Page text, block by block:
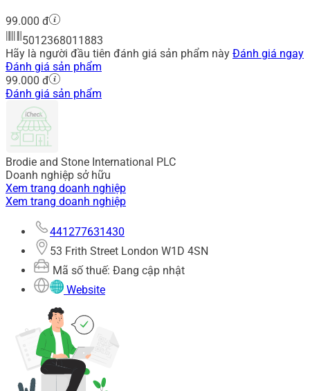
99.000 đ
5012368011883
Hãy là người đầu tiên đánh giá sản phẩm này Đánh giá ngay
Đánh giá sản phẩm
99.000 đ
Đánh giá sản phẩm
Brodie and Stone International PLC
Doanh nghiệp sở hữu
Xem trang doanh nghiệp
Xem trang doanh nghiệp
441277631430
53 Frith Street London W1D 4SN
Mã số thuế: Đang cập nhật
Website